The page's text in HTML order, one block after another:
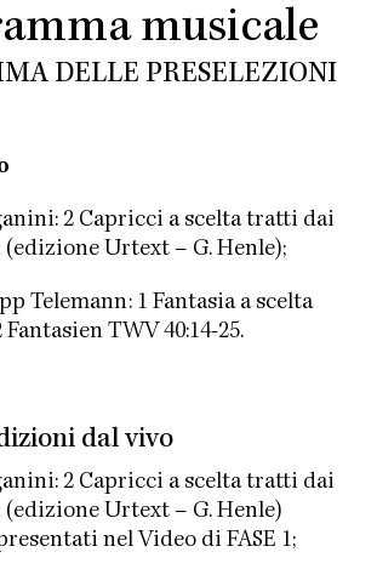
musicale
DELLE PRESELEZIONI
2 Capricci a scelta tratti dai
(edizione Urtext – G. Henle);
Telemann: 1 Fantasia a scelta
TWV 40:14-25.
dalvivo
2 Capricci a scelta tratti dai
(edizione Urtext – G. Henle)
nel Video di FASE 1;